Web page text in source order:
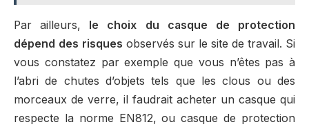
Par ailleurs, le choix du casque de protection
dépend des risques observés sur le site de travail. Si
vous constatez par exemple que vous n’êtes pas à
l’abri de chutes d’objets tels que les clous ou des
morceaux de verre, il faudrait acheter un casque qui
respecte la norme EN812, ou casque de protection